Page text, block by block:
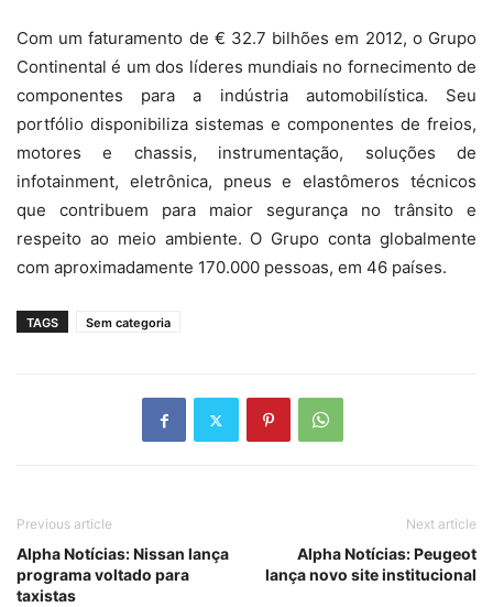
Com um faturamento de € 32.7 bilhões em 2012, o Grupo
Continental é um dos líderes mundiais no fornecimento de
componentes para a indústria automobilística. Seu
portfólio disponibiliza sistemas e componentes de freios,
motores e chassis, instrumentação, soluções de
infotainment, eletrônica, pneus e elastômeros técnicos
que contribuem para maior segurança no trânsito e
respeito ao meio ambiente. O Grupo conta globalmente
com aproximadamente 170.000 pessoas, em 46 países.
TAGS Sem categoria
Previous article
Alpha Notícias: Nissan lança
programa voltado para
taxistas
Next article
Alpha Notícias: Peugeot
lança novo site institucional